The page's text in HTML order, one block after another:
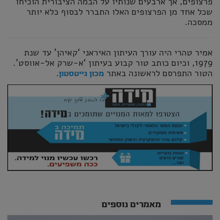
שכל אחד מן הפרצופים האלו התברר לבסוף כלא יותר
ממסכה.
אמיר טהרי היה עורך העיתון האיראני ‘קאיהן’ עד שנת
1979, וכיום כותב טור קבוע בעיתון ‘א-שרק אל-אווסט’.
הטור התפרסם לראשונה באתר מכון גייטסטון.
מאמרים נוספים